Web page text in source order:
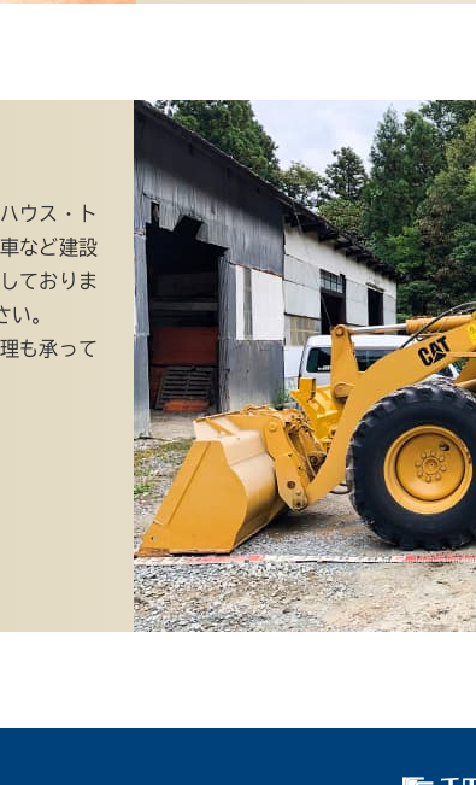
ウス・ト
など建設
ておりま
。
も承って